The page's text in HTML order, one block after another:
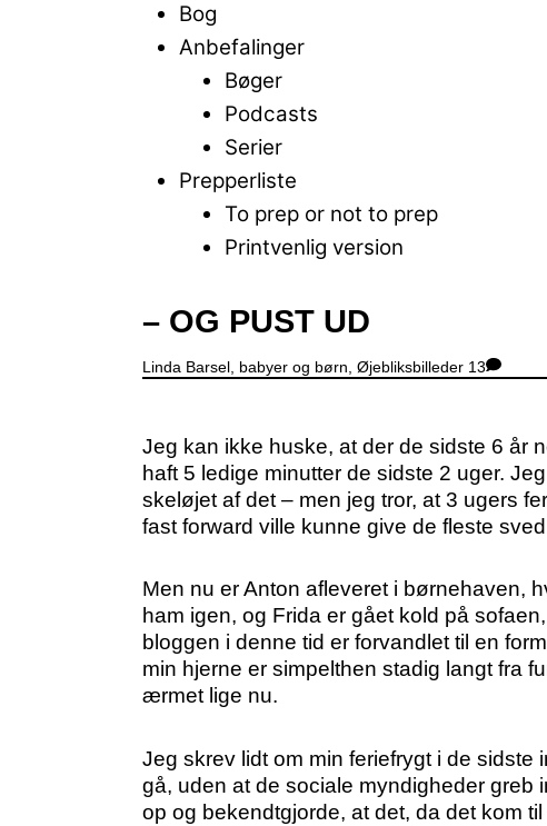
Bog
Anbefalinger
Bøger
Podcasts
Serier
Prepperliste
To prep or not to prep
Printvenlig version
Close
– OG PUST UD
Linda Barsel, babyer og børn Øjebliksbilleder 13
Jeg kan ikke huske, at der de sidste 6 år
haft 5 ledige minutter de sidste 2 uger.
skeløjet af det – men jeg tror, at 3 ugers
fast forward ville kunne give de fleste
Men nu er Anton afleveret i børnehaven,
ham igen, og Frida er gået kold på
bloggen i denne tid er forvandlet til en
min hjerne er simpelthen stadig langt fra
ærmet lige nu.
Jeg skrev lidt om min feriefrygt i de
gå, uden at de sociale myndigheder greb
op og bekendtgjorde, at det, da det kom